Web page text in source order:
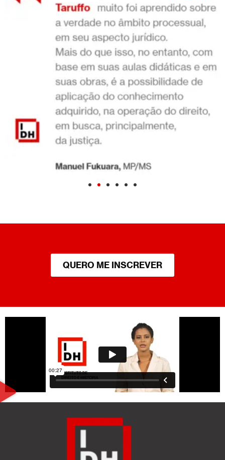
QUERO ME INSCREVER